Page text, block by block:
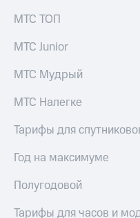
о
именных
Другое
Регистратор
Контакты
развитие
деловая этика
МТС ТОП
МТС Junior
МТС Мудрый
МТС Налегке
Тарифы для
Год на максимуме
Полугодовой
Тарифы для часов и